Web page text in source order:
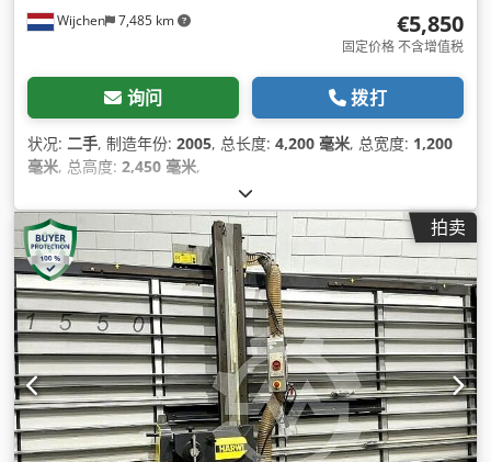
Wijchen 7,485 km €5,850
固定价格 不含增值税
询问 拨打
状况: 二手, 制造年份: 2005, 总长度: 4,200 毫米, 总宽度: 1,200
毫米, 总高度: 2,450 毫米,
拍卖